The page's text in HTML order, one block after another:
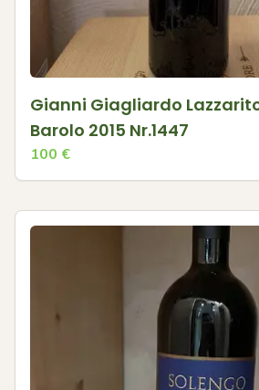
Gianni Giagliardo
Barolo 2015 Nr.1447
100 €